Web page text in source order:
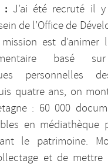
: J’ai été recruté il
de l’Office de
est d’animer
basé
personnelles
quatre ans, on
: 60 000
en
le patrimoine.
et de